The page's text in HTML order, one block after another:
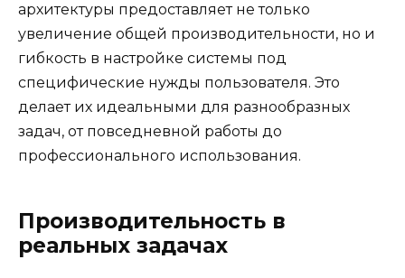
архитектуры предоставляет не только
увеличение общей производительности, но и
гибкость в настройке системы под
специфические нужды пользователя. Это
делает их идеальными для разнообразных
задач, от повседневной работы до
профессионального использования.
Производительность в
реальных задачах